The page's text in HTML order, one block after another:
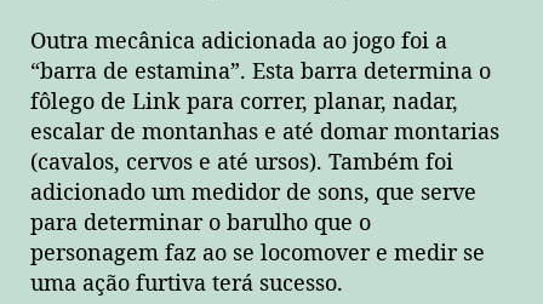
Outra mecânica adicionada ao jogo foi a
“barra de estamina”. Esta barra determina o
fôlego de Link para correr, planar, nadar,
escalar de montanhas e até domar montarias
(cavalos, cervos e até ursos). Também foi
adicionado um medidor de sons, que serve
para determinar o barulho que o
personagem faz ao se locomover e medir se
uma ação furtiva terá sucesso.